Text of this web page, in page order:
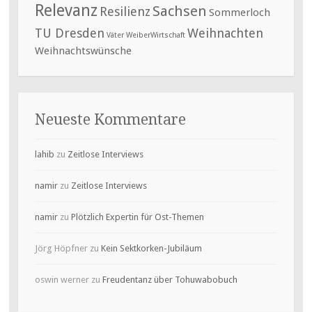
Relevanz Resilienz Sachsen Sommerloch
TU Dresden Väter WeiberWirtschaft Weihnachten
Weihnachtswünsche
Neueste Kommentare
lahib zu Zeitlose Interviews
namirzu Zeitlose Interviews
namirzu Plötzlich Expertin für Ost-Themen
Jörg Höpfnerzu Kein Sektkorken-Jubiläum
oswin wernerzu Freudentanz über Tohuwabobuch